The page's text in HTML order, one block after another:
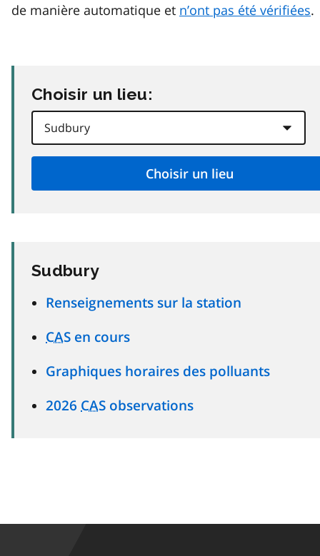
de manière automatique et n’ont pas été vérifiées.
Choisir un lieu:
Sudbury
Renseignements sur la station
CAS en cours
Graphiques horaires des polluants
2026 CAS observations